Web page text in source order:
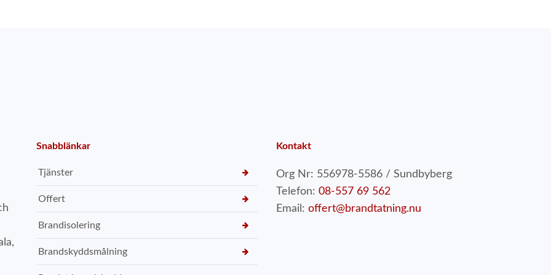
Snabblänkar
Tjänster
Offert
Brandisolering
Brandskyddsmålning
Kontakt
Org Nr: 556978-5586 / Sundbyberg
Telefon: 08-557 69 562
Email: offert@brandtatning.nu